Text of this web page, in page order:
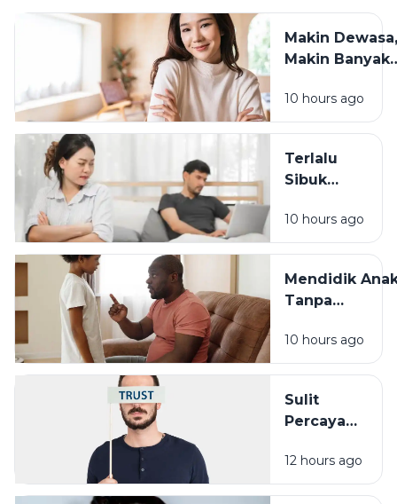
Makin Dewasa,
Makin Banyak
Cara Tetap
Waras
10 hours ago
Terlalu
Sibuk
Dampaknya
pada
dengan
Keluarga
10 hours ago
Mendidik
Tanpa
Cara
yang Sering
10 hours ago
Sulit
Percaya
Pengalaman
Masa Lalu
12 hours ago